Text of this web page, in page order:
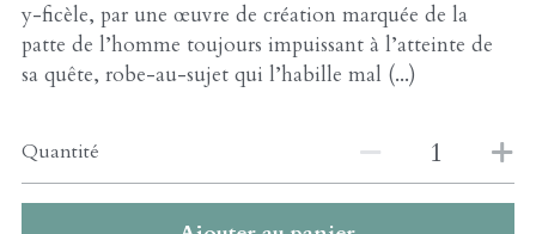
y-ficèle, par une œuvre de création marquée de la
patte de l’homme toujours impuissant à l’atteinte de
sa quête, robe-au-sujet qui l’habille mal (...)
Quantité